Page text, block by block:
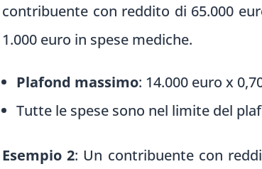
contribuente con reddito di 65.000
1.000 euro in spese mediche.
Plafond massimo: 14.000 euro x
Tutte le spese sono nel limite del
Esempio 2: Un contribuente con